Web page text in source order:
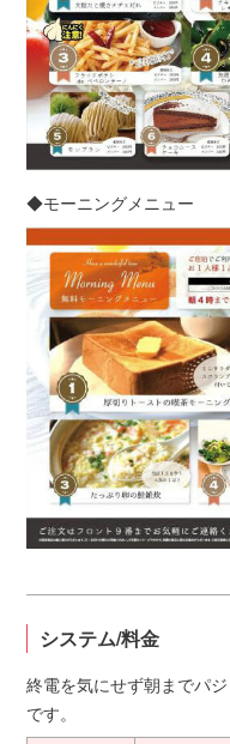
◆モーニングメニュー
システム/料金
終電を気にせず朝までパ
です。